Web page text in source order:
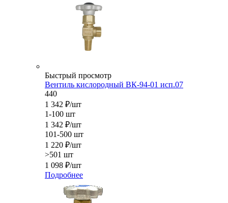
Быстрый просмотр
Вентиль кислородный ВК-94-01 исп.07
440
1 342 ₽/шт
1-100 шт
1 342 ₽/шт
101-500 шт
1 220 ₽/шт
>501 шт
1 098 ₽/шт
Подробнее